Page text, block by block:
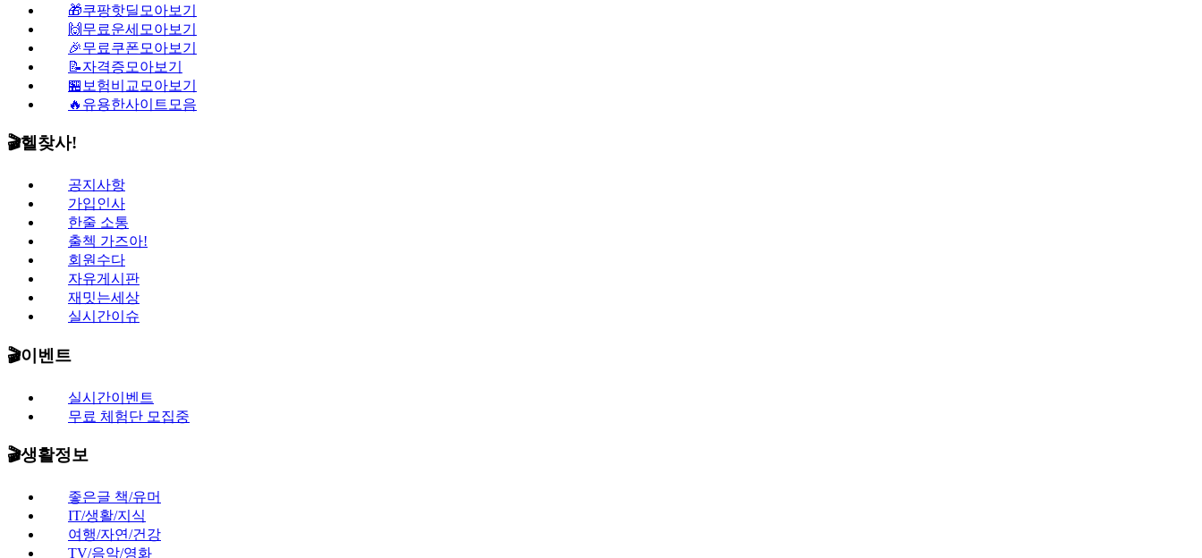
🎁쿠팡핫딜모아보기
🙌무료운세모아보기
🎉무료쿠폰모아보기
📝자격증모아보기
🏪보험비교모아보기
🔥유용한사이트모음
🎬헬찾사!
공지사항
가입인사
한줄 소통
출첵 가즈아!
회원수다
자유게시판
재밋는세상
실시간이슈
🎬이벤트
실시간이벤트
무료 체험단 모집중
🎬생활정보
좋은글 책/유머
IT/생활/지식
여행/자연/건강
TV/음악/영화